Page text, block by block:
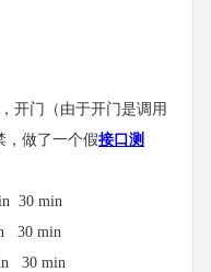
门（由于开门是调用
，做了一个假接口测
30 min
30 min
30 min